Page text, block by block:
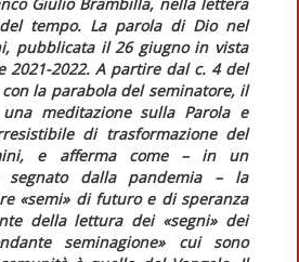
tempo. La parola di Dio nel
pubblicata il 26 giugno in vista
2021-2022. A partire dal c. 4 del
la parabola del seminatore, il
una meditazione sulla Parola e
di trasformazione del
e afferma come – in un
segnato dalla pandemia – la
«semi» di futuro e di speranza
della lettura dei «segni» dei
seminagione» cui sono